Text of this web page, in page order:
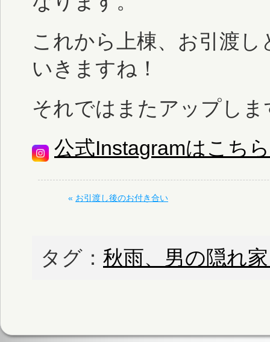
これから上棟、お引渡
いきますね！
それではまたアップしま
公式Instagramはこちら
« お引渡し後のお付き合い
タグ： 秋雨、男の隠れ